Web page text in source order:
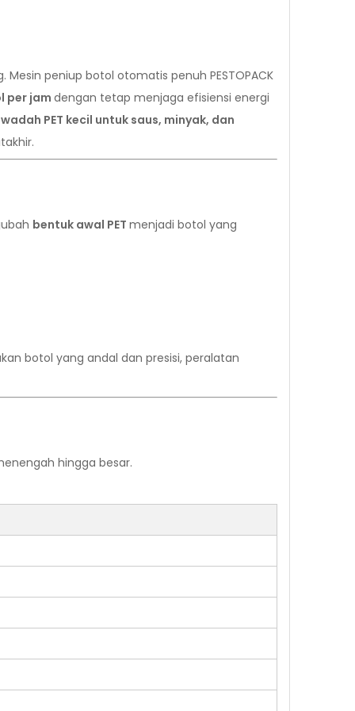
peniup botol otomatis penuh PESTOPACK
per jamdengan tetap menjaga efisiensi energi
PET kecil untuk saus, minyak, dan
bentuk awal PET menjadi botol yang
botol yang andal dan presisi, peralatan
hingga besar.